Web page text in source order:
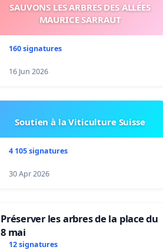
SAUVONS LES ARBRES DES ALLÉES
MAURICE SARRAUT
160 signatures
16 Jun 2026
Soutien à la Viticulture Suisse
4 105 signatures
30 Apr 2026
Préserver les arbres de la place du
8 mai
12 signatures